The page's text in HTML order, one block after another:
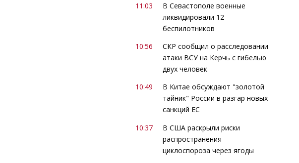
11:03
В Севастополе военные
ликвидировали 12
беспилотников
10:56
СКР сообщил о расследовании
атаки ВСУ на Керчь с гибелью
двух человек
10:49
В Китае обсуждают "золотой
тайник" России в разгар новых
санкций ЕС
10:37
В США раскрыли риски
распространения
циклоспороза через ягоды